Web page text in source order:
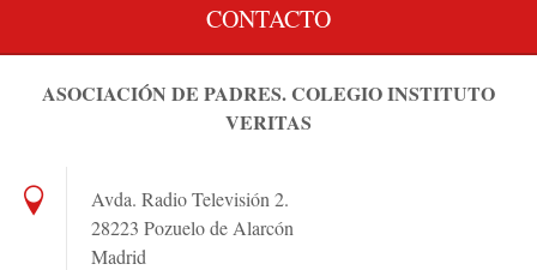
CONTACTO
ASOCIACIÓN DE PADRES. COLEGIO INSTITUTO
VERITAS
Avda. Radio Televisión 2.
28223 Pozuelo de Alarcón
Madrid